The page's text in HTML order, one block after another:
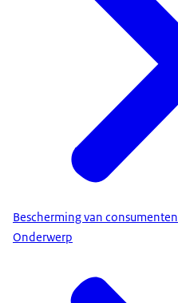
Bescherming van consumenten
Onderwerp